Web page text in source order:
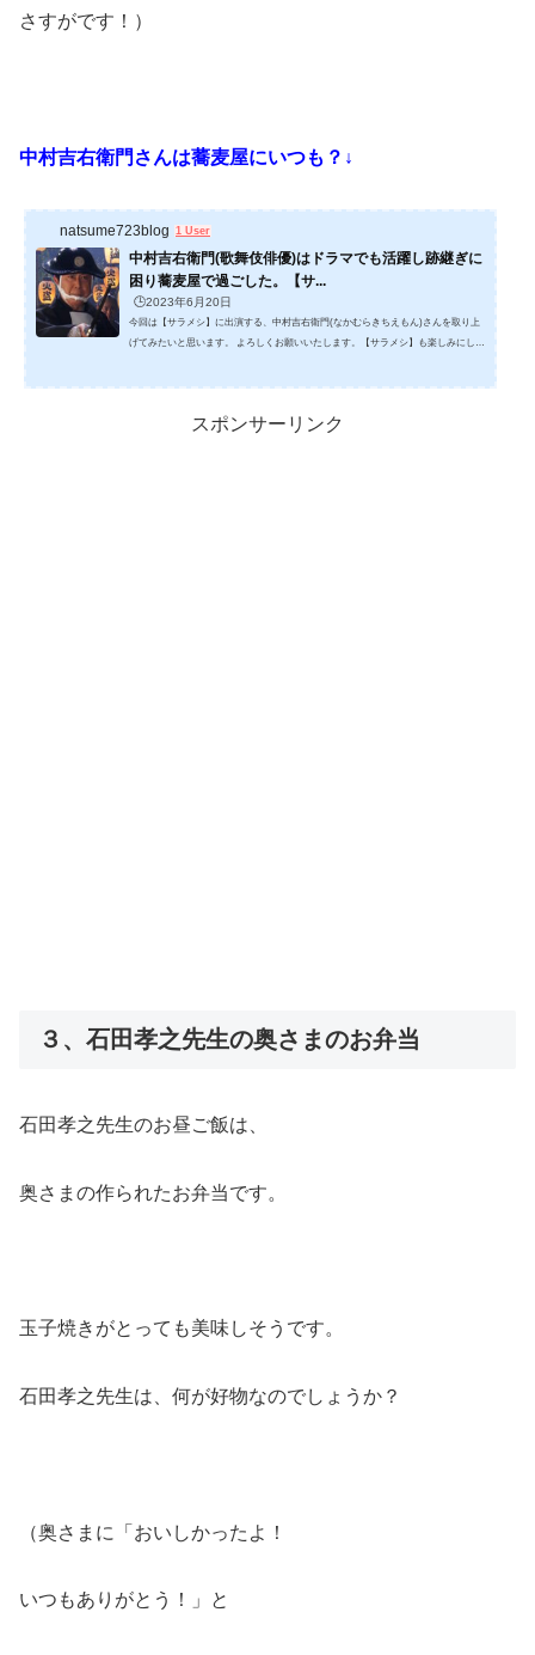
さすがです！）
中村吉右衛門さんは蕎麦屋にいつも？↓
natsume723blog 1 User
中村吉右衛門(歌舞伎俳優)はドラマでも活躍し跡継ぎに
困り蕎麦屋で過ごした。【サ...
🕒️2023年6月20日
今回は【サラメシ】に出演する、中村吉右衛門(なかむらきちえもん)さんを取り上
げてみたいと思います。 よろしくお願いいたします。【サラメシ】も楽しみにして
も努めました。(撮った本数は150本にもなるとか！) 原作者の池波正太郎さんに
スポンサーリンク
３、石田孝之先生の奥さまのお弁当
石田孝之先生のお昼ご飯は、
奥さまの作られたお弁当です。
玉子焼きがとっても美味しそうです。
石田孝之先生は、何が好物なのでしょうか？
（奥さまに「おいしかったよ！
いつもありがとう！」と